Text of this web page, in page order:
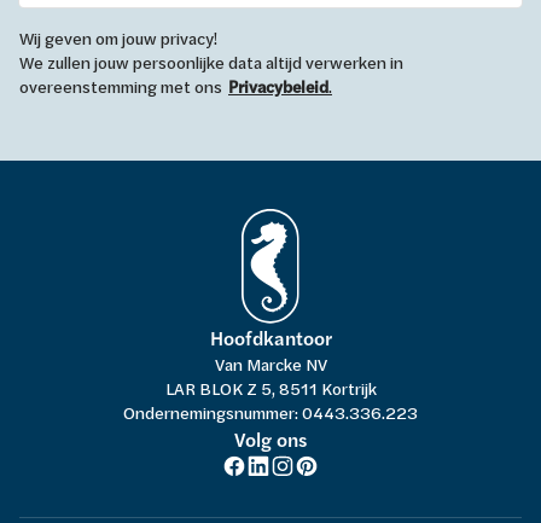
Wij geven om jouw privacy!
We zullen jouw persoonlijke data altijd verwerken in
overeenstemming met ons Privacybeleid.
Hoofdkantoor
Van Marcke NV
LAR BLOK Z 5, 8511 Kortrijk
Ondernemingsnummer: 0443.336.223
Volg ons